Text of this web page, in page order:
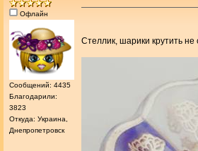
Офлайн
Сообщений: 4435
Благодарили:
3823
Откуда: Украина,
Днепропетровск
Стеллик, шарики крутить